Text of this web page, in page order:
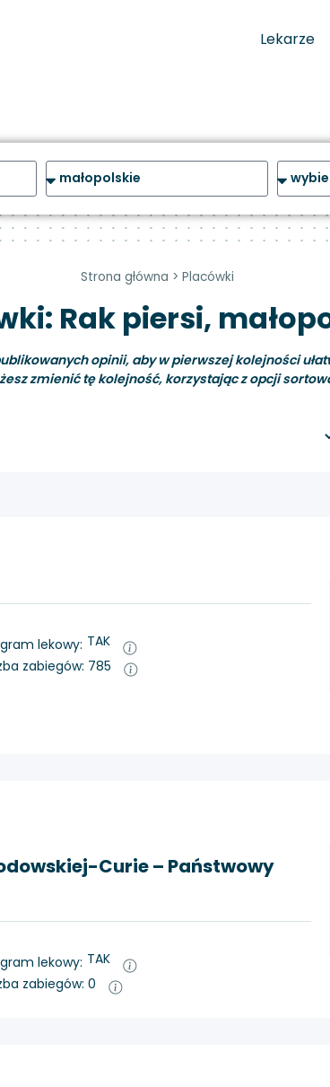
Lekarze
Strona główna > Placówki
Rak piersi,
opinii, aby w pierwszej kolejności
zmienić tę kolejność, korzystając z opcji
lekowy: TAK
zabiegów: 785
Curie – Państwowy
lekowy: TAK
zabiegów: 0